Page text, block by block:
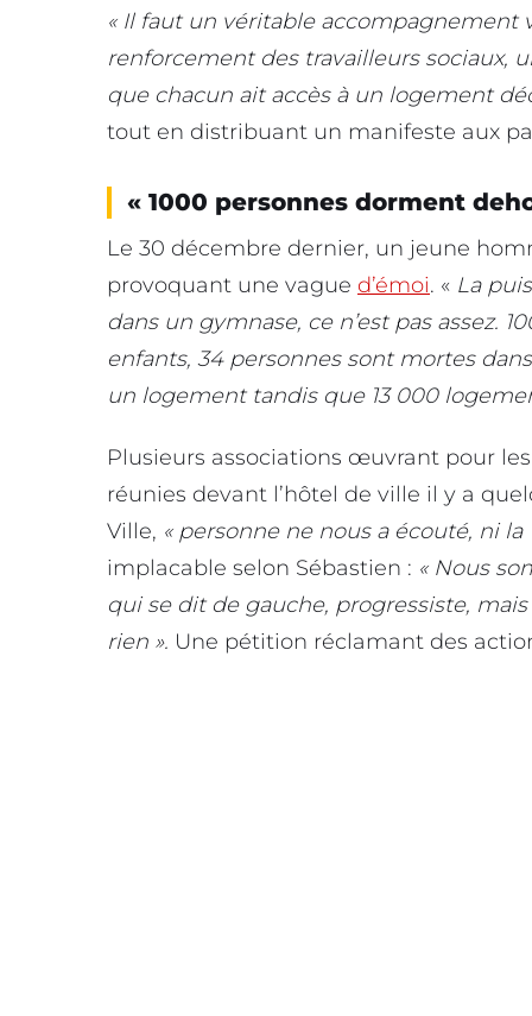
« Il faut un véritable accompagnement
renforcement des travailleurs sociaux,
que chacun ait accès à un logement
tout en distribuant un manifeste aux
« 1000 personnes dorment
Le 30 décembre dernier, un jeune
provoquant une vague d’émoi. « La
dans un gymnase, ce n’est pas assez.
enfants, 34 personnes sont mortes
un logement tandis que 13 000
Plusieurs associations œuvrant pour
réunies devant l’hôtel de ville il y a
Ville, « personne ne nous a écouté, ni
implacable selon Sébastien : « Nous
qui se dit de gauche, progressiste,
rien ». Une pétition réclamant des